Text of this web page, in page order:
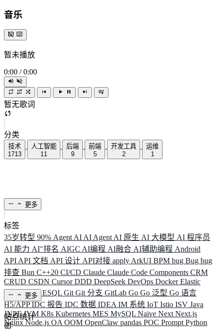
音乐
暂未播放
0:00 / 0:00
暂无歌词
分类
技术
1713
人工智能
11
后端
9
前端
5
开发工具
2
运维
1
更多
标签
35岁转型 90% Agent AI AI Agent AI 原生 AI 大模型 AI 程序员
AI 能力 AI"排名 AIGC AI编程 AI融合 AI辅助编程 Android
API API 文档 API 设计 API对接 apply ArkUI BPM bug Bug bug
排查 Bun C++20 CI/CD Claude Claude Code Components CRM
CRUD CSDN CursorDDD DeepSeek DevOps DockerElastic
ELK ElysiaESQL Git Git 分支 GitLab Go Go 泛型 Go 语言
H5/APPIDC 报告 IDC 数据 IDEA IM 系统 IoT Istio ISV Java
JNPFJVM K8s Kubernetes MES MySQL Naive Next Next.js
NginxNode.js OA OOM OpenClaw pandas POC Prompt Python
更多
站点统计